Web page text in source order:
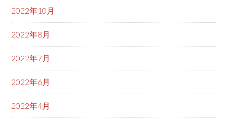
2022年10月
2022年8月
2022年7月
2022年6月
2022年4月